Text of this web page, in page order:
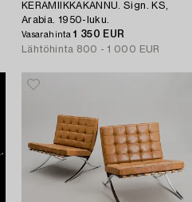
KERAMIIKKAKANNU. Sign. KS,
Arabia. 1950-luku.
Vasarahinta1 350 EUR
Lähtöhinta 800 - 1 000 EUR